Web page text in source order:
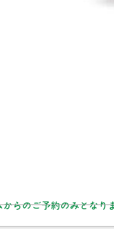
らのご予約のみとなり